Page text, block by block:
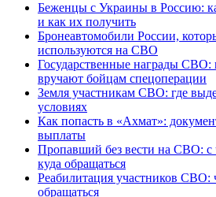
Беженцы с Украины в Россию:
и как их получить
Бронеавтомобили России,
используются на СВО
Государственные награды СВО:
вручают бойцам спецоперации
Земля участникам СВО: где
условиях
Как попасть в «Ахмат»:
выплаты
Пропавший без вести на СВО: с
куда обращаться
Реабилитация участников СВО:
обращаться